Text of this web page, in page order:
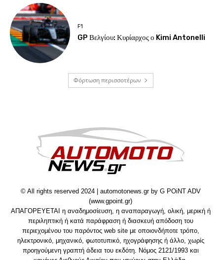
F1
GP Βελγίου: Κυρίαρχος ο Kimi Antonelli
Φόρτωση περισσοτέρων
© All rights reserved 2024 | automotonews.gr by G POiNT ADV
(www.gpoint.gr)
ΑΠΑΓΟΡΕΥΕΤΑΙ η αναδημοσίευση, η αναπαραγωγή, ολική, μερική ή
περιληπτική ή κατά παράφραση ή διασκευή απόδοση του
περιεχομένου του παρόντος web site με οποιονδήποτε τρόπο,
ηλεκτρονικό, μηχανικό, φωτοτυπικό, ηχογράφησης ή άλλο, χωρίς
προηγούμενη γραπτή άδεια του εκδότη. Νόμος 2121/1993 και